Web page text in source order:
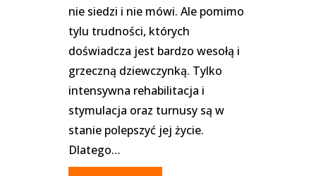
nie siedzi i nie mówi. Ale pomimo
tylu trudności, których
doświadcza jest bardzo wesołą i
grzeczną dziewczynką. Tylko
intensywna rehabilitacja i
stymulacja oraz turnusy są w
stanie polepszyć jej życie.
Dlatego…